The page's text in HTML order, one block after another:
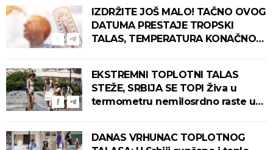
IZDRŽITE JOŠ MALO! TAČNO OVOG
DATUMA PRESTAJE TROPSKI
TALAS, TEMPERATURA KONAČNO
EKSTREMNI TOPLOTNI TALAS
STEŽE, SRBIJA SE TOPI Živa u
termometru nemilosrdno raste u
DANAS VRHUNAC TOPLOTNOG